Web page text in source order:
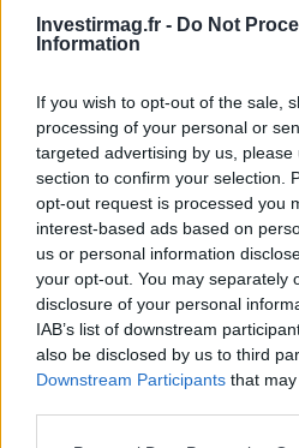
Investirmag.fr - Do Not
Information
If you wish to opt-out of the sale,
processing of your personal or
targeted advertising by us,
section to confirm your selection.
opt-out request is processed you
interest-based ads based on
us or personal information
your opt-out. You may separately
disclosure of your personal
IAB’s list of downstream
also be disclosed by us to third
Downstream Participants that
négociation complexes
AUTEUR
Giorgia Stromeo